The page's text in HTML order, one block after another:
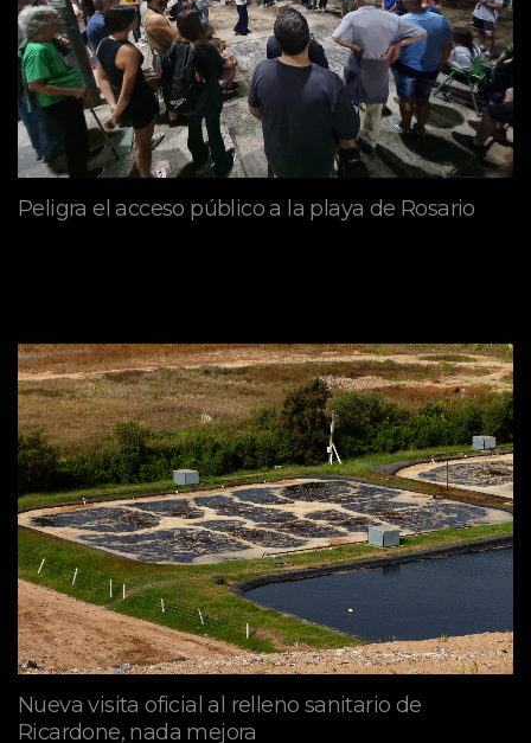
Peligra el acceso público a la playa de Rosario
Nueva visita oficial al relleno sanitario de
Ricardone, nada mejora